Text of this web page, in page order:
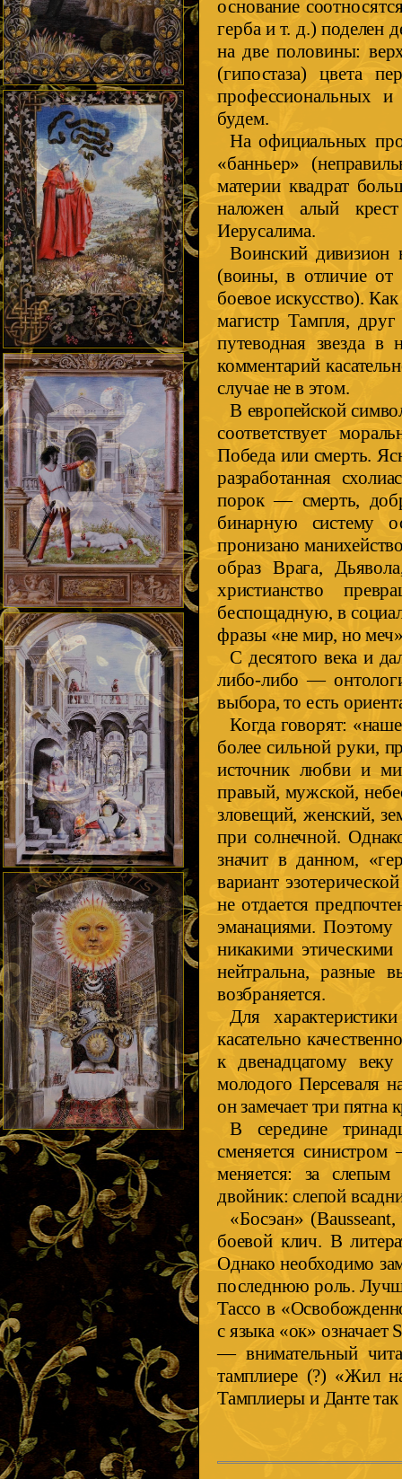
основание
герба и т. д.) поделен
на две половины:
(гипостаза) цвета
профессиональных
будем.
На официальных
«банньер»
материи квадрат
наложен алый
Иерусалима.
Воинский дивизион
(воины, в отличие от
боевое искусство).
магистр Тампля,
путеводная звезда
комментарий
случае не в этом.
В европейской
соответствует
Победа или смерть.
разработанная
порок — смерть,
бинарную систему
пронизано
образ Врага,
христианство
беспощадную, в
фразы «не мир, но меч»
С десятого века и
либо-либо —
выбора, то есть
Когда говорят:
более сильной руки,
источник любви и
правый, мужской,
зловещий, женский,
при солнечной.
значит в данном,
вариант
не отдается
эманациями. Поэтому
никакими
нейтральна, разные
возбраняется.
Для
касательно
к двенадцатому
молодого Персеваля
он замечает три пятна
В середине
сменяется синистром
меняется: за слепым
двойник: слепой
«Босэан»
боевой клич. В
Однако необходимо
последнюю роль.
Тассо в
с языка «ок»
— внимательный
тамплиере (?) «Жил
Тамплиеры и Данте